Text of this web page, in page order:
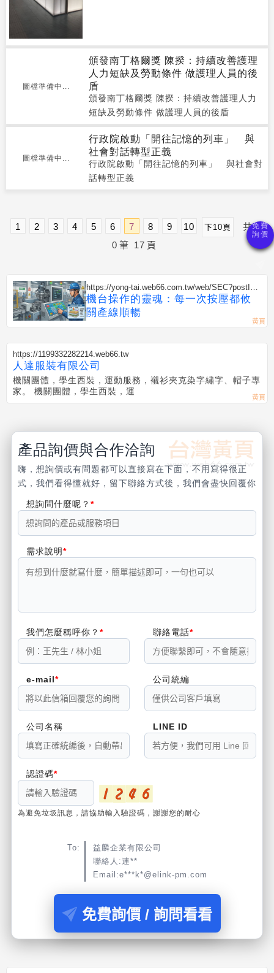
圖檔準備中...
頒發南丁格爾獎 陳揆：持續改善護理
人力短缺及勞動條件 做護理人員的後
盾
頒發南丁格爾獎 陳揆：持續改善護理人力
短缺及勞動條件 做護理人員的後盾
圖檔準備中...
行政院啟動「開往記憶的列車」 與
社會對話轉型正義
行政院啟動「開往記憶的列車」 與社會對
話轉型正義
1 2 3 4 5 6 7 8 9 10 下10頁 共27
0 筆 17 頁
https://yong-tai.web66.com.tw/web/SEC?postId=
1355425
機台操作的靈魂：每一次按壓都攸
關產線順暢
https://1199332282214.web66.tw
人達服裝有限公司
機關團體，學生西裝，運動服務，襯衫夾克染字繡字、帽子專
家。 機關團體，學生西裝，運
產品詢價與合作洽詢
嗨，想詢價或有問題都可以直接寫在下面，不用寫得很正
式，我們看得懂就好，留下聯絡方式後，我們會盡快回覆你
想詢問什麼呢？
需求說明
我們怎麼稱呼你？ 聯絡電話
e-mail 公司統編
公司名稱 LINE ID
認證碼
為避免垃圾訊息，請協助輸入驗證碼，謝謝您的耐心
To:
益麟企業有限公司
聯絡人:連**
Email:e***k*@elink-pm.com
免費詢價 / 詢問看看